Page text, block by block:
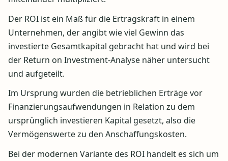
Der ROI ist ein Maß für die Ertragskraft in einem
Unternehmen, der angibt wie viel Gewinn das
investierte Gesamtkapital gebracht hat und wird bei
der Return on Investment-Analyse näher untersucht
und aufgeteilt.
Im Ursprung wurden die betrieblichen Erträge vor
Finanzierungsaufwendungen in Relation zu dem
ursprünglich investieren Kapital gesetzt, also die
Vermögenswerte zu den Anschaffungskosten.
Bei der modernen Variante des ROI handelt es sich um